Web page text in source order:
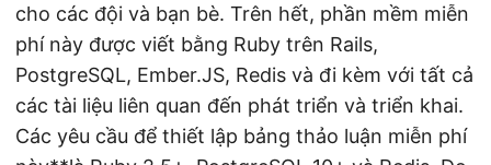
cho các đội và bạn bè. Trên hết, phần mềm miễn
phí này được viết bằng Ruby trên Rails,
PostgreSQL, Ember.JS, Redis và đi kèm với tất cả
các tài liệu liên quan đến phát triển và triển khai.
Các yêu cầu để thiết lập bảng thảo luận miễn phí